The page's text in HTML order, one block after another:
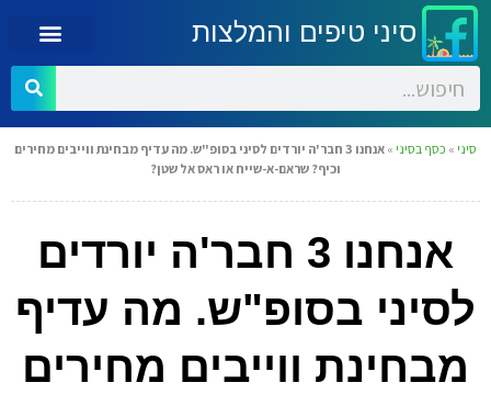
סיני טיפים והמלצות
סיני » כסף בסיני »
אנחנו 3 חבר'ה יורדים לסיני בסופ"ש. מה עדיף מבחינת ווייבים מחירים
וכיף? שראם-א-שייח או ראס אל שטן?
אנחנו 3 חבר'ה יורדים
לסיני בסופ"ש. מה עדיף
מבחינת ווייבים מחירים